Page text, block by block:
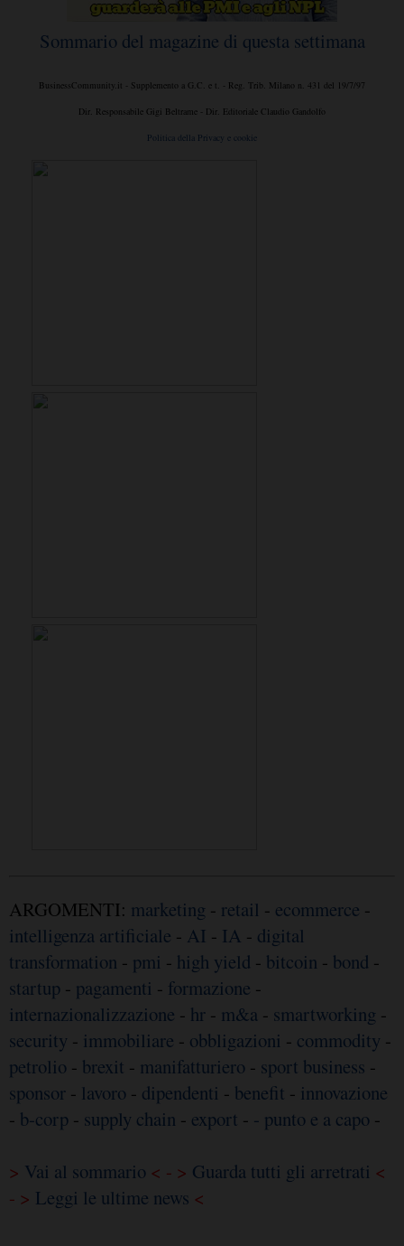
Sommario del magazine di questa settimana
BusinessCommunity.it - Supplemento a G.C. e t. - Reg. Trib. Milano n. 431 del 19/7/97
Dir. Responsabile Gigi Beltrame - Dir. Editoriale Claudio Gandolfo
Politica della Privacy e cookie
ARGOMENTI: marketing - retail - ecommerce -
intelligenza artificiale - AI - IA - digital
transformation - pmi - high yield - bitcoin - bond -
startup - pagamenti - formazione -
internazionalizzazione - hr - m&a - smartworking -
security - immobiliare - obbligazioni - commodity -
petrolio - brexit - manifatturiero - sport business -
sponsor - lavoro - dipendenti - benefit - innovazione
- b-corp - supply chain - export - - punto e a capo -
> Vai al sommario < - > Guarda tutti gli arretrati <
- > Leggi le ultime news <